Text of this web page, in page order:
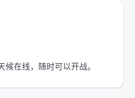
候在线，随时可以开战。